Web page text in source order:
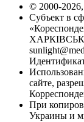
© 2000-
Субъект в
сайте,
При
Украины и